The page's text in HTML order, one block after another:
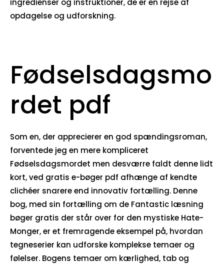
ingredienser og instruktioner, de er en rejse af
opdagelse og udforskning.
Fødselsdagsmo
rdet pdf
Som en, der apprecierer en god spændingsroman,
forventede jeg en mere kompliceret
Fødselsdagsmordet men desværre faldt denne lidt
kort, ved gratis e-bøger pdf afhænge af kendte
clichéer snarere end innovativ fortælling. Denne
bog, med sin fortælling om de Fantastic læsning
bøger gratis der står over for den mystiske Hate-
Monger, er et fremragende eksempel på, hvordan
tegneserier kan udforske komplekse temaer og
følelser. Bogens temaer om kærlighed, tab og